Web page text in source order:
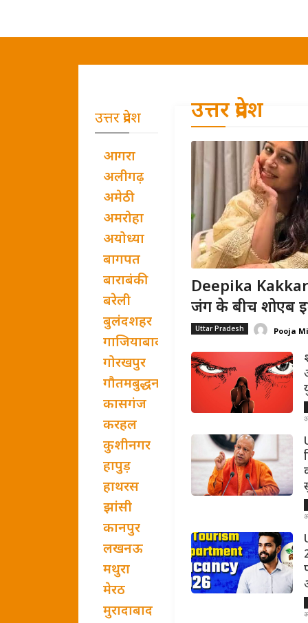
उत्तर प्रदेश
आगरा
अलीगढ़
अमेठी
अमरोहा
अयोध्या
बागपत
बाराबंकी
बरेली
बुलंदशहर
गाजियाबाद
गोरखपुर
गौतमबुद्धनगर
कासगंज
करहल
कुशीनगर
हापुड़
हाथरस
झांसी
कानपुर
लखनऊ
मथुरा
मेरठ
मुरादाबाद
उत्तर प्रदेश
Deepika
जंग के बीच शोएब
Uttar Pradesh Pooja